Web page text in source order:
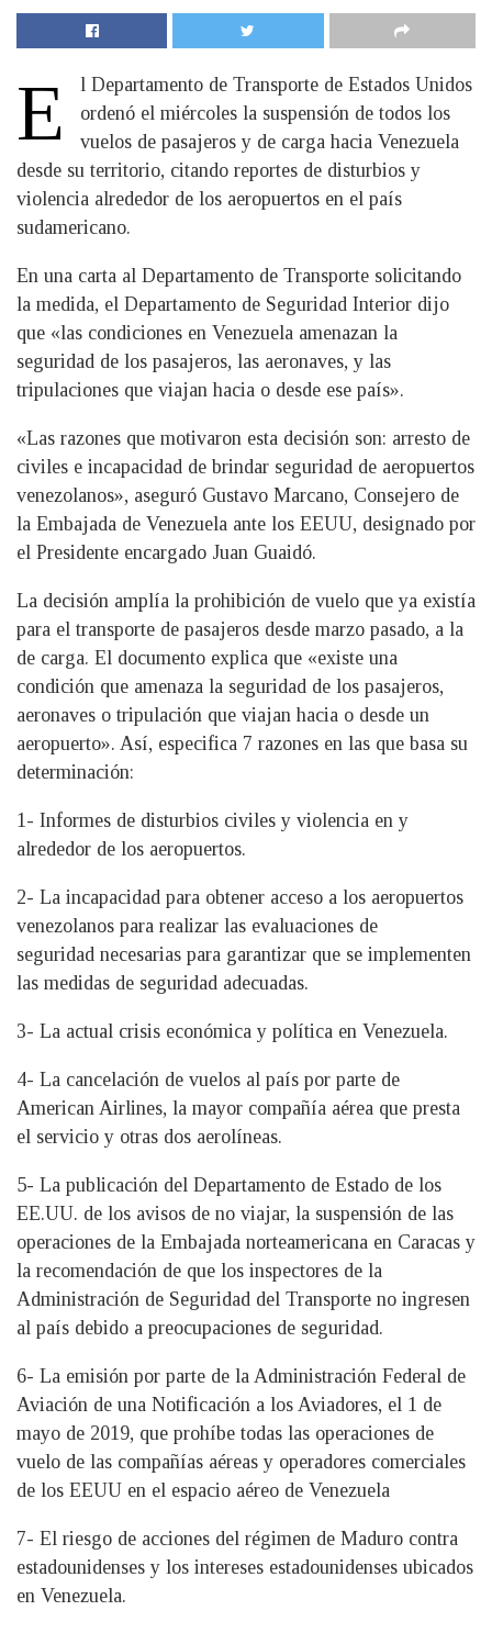
E
l Departamento de Transporte de Estados Unidos
ordenó el miércoles la suspensión de todos los
vuelos de pasajeros y de carga hacia Venezuela
desde su territorio, citando reportes de disturbios y
violencia alrededor de los aeropuertos en el país
sudamericano.
En una carta al Departamento de Transporte solicitando
la medida, el Departamento de Seguridad Interior dijo
que «las condiciones en Venezuela amenazan la
seguridad de los pasajeros, las aeronaves, y las
tripulaciones que viajan hacia o desde ese país».
«Las razones que motivaron esta decisión son: arresto de
civiles e incapacidad de brindar seguridad de aeropuertos
venezolanos», aseguró Gustavo Marcano, Consejero de
la Embajada de Venezuela ante los EEUU, designado por
el Presidente encargado Juan Guaidó.
La decisión amplía la prohibición de vuelo que ya existía
para el transporte de pasajeros desde marzo pasado, a la
de carga. El documento explica que «existe una
condición que amenaza la seguridad de los pasajeros,
aeronaves o tripulación que viajan hacia o desde un
aeropuerto». Así, especifica 7 razones en las que basa su
determinación:
1- Informes de disturbios civiles y violencia en y
alrededor de los aeropuertos.
2- La incapacidad para obtener acceso a los aeropuertos
venezolanos para realizar las evaluaciones de
seguridad necesarias para garantizar que se implementen
las medidas de seguridad adecuadas.
3- La actual crisis económica y política en Venezuela.
4- La cancelación de vuelos al país por parte de
American Airlines, la mayor compañía aérea que presta
el servicio y otras dos aerolíneas.
5- La publicación del Departamento de Estado de los
EE.UU. de los avisos de no viajar, la suspensión de las
operaciones de la Embajada norteamericana en Caracas y
la recomendación de que los inspectores de la
Administración de Seguridad del Transporte no ingresen
al país debido a preocupaciones de seguridad.
6- La emisión por parte de la Administración Federal de
Aviación de una Notificación a los Aviadores, el 1 de
mayo de 2019, que prohíbe todas las operaciones de
vuelo de las compañías aéreas y operadores comerciales
de los EEUU en el espacio aéreo de Venezuela
7- El riesgo de acciones del régimen de Maduro contra
estadounidenses y los intereses estadounidenses ubicados
en Venezuela.